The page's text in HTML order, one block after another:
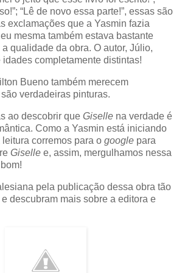
“Lê de novo essa parte!”, essas são
exclamações que a Yasmin fazia
mesma também estava bastante
qualidade da obra. O autor, Júlio,
completamente distintas!
Bueno também merecem
verdadeiras pinturas.
ao descobrir que Giselle na verdade é
Como a Yasmin está iniciando
corremos para o google para
Giselle e, assim, mergulhamos nessa
pela publicação dessa obra tão
e descubram mais sobre a editora e